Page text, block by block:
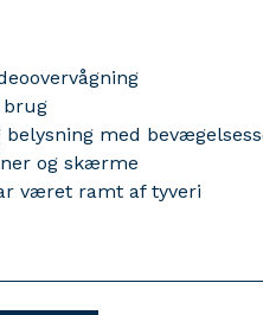
brug
med
og skærme
været ramt af tyveri